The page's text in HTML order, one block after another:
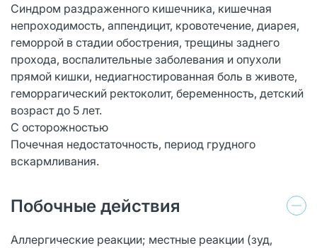
Синдром раздраженного кишечника, кишечная
непроходимость, аппендицит, кровотечение, диарея,
геморрой в стадии обострения, трещины заднего
прохода, воспалительные заболевания и опухоли
прямой кишки, недиагностированная боль в животе,
геморрагический ректоколит, беременность, детский
возраст до 5 лет.
С осторожностью
Почечная недостаточность, период грудного
вскармливания.
Побочные действия
Аллергические реакции; местные реакции (зуд,